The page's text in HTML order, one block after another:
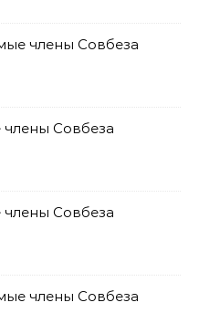
члены Совбеза
Совбеза
Совбеза
члены Совбеза